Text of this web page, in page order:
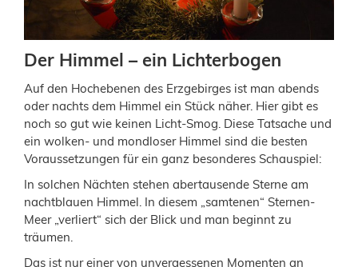
Der Himmel – ein Lichterbogen
Auf den Hochebenen des Erzgebirges ist man abends
oder nachts dem Himmel ein Stück näher. Hier gibt es
noch so gut wie keinen Licht-Smog. Diese Tatsache und
ein wolken- und mondloser Himmel sind die besten
Voraussetzungen für ein ganz besonderes Schauspiel:
In solchen Nächten stehen abertausende Sterne am
nachtblauen Himmel. In diesem „samtenen“ Sternen-
Meer „verliert“ sich der Blick und man beginnt zu
träumen.
Das ist nur einer von unvergessenen Momenten an